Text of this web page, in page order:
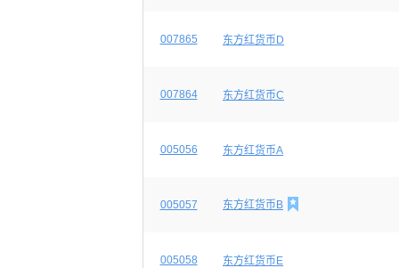
007865 东方红货币D
007864 东方红货币C
005056 东方红货币A
005057 东方红货币B 
005058 东方红货币E